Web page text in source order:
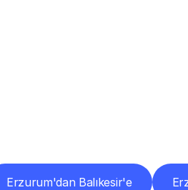
Erzurum'dan Balıkesir'e